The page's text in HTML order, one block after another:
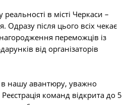
в місті Черкаси –
Одразу після цього всіх чекає
переможців із
від організаторів
нашу авантюру, уважно
Реєстрація команд відкрита до 5